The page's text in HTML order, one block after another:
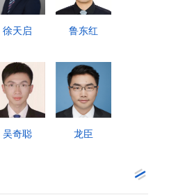
徐天启 鲁东红
吴奇聪 龙臣